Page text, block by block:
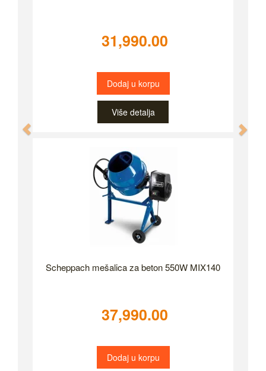
31,990.00
Dodaj u korpu
Više detalja
Scheppach mešalica za beton 550W MIX140
37,990.00
Dodaj u korpu